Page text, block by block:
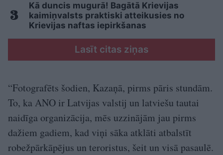
Kā duncis mugurā! Bagātā Krievijas
kaimiņvalsts praktiski atteikusies no
Krievijas naftas iepirkšanas
Lasīt citas ziņas
“Fotografēts šodien, Kazaņā, pirms pāris stundām.
To, ka ANO ir Latvijas valstij un latviešu tautai
naidīga organizācija, mēs uzzinājām jau pirms
dažiem gadiem, kad viņi sāka atklāti atbalstīt
robežpārkāpējus un teroristus, šeit un visā pasaulē.